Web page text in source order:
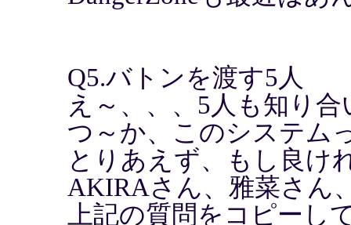
Q5.バトンを渡す5人
え～、、、5人も知り
つ～か、このシステム
とりあえず、もし良け
AKIRAさん、雅菜さん
上記の質問をコピーし